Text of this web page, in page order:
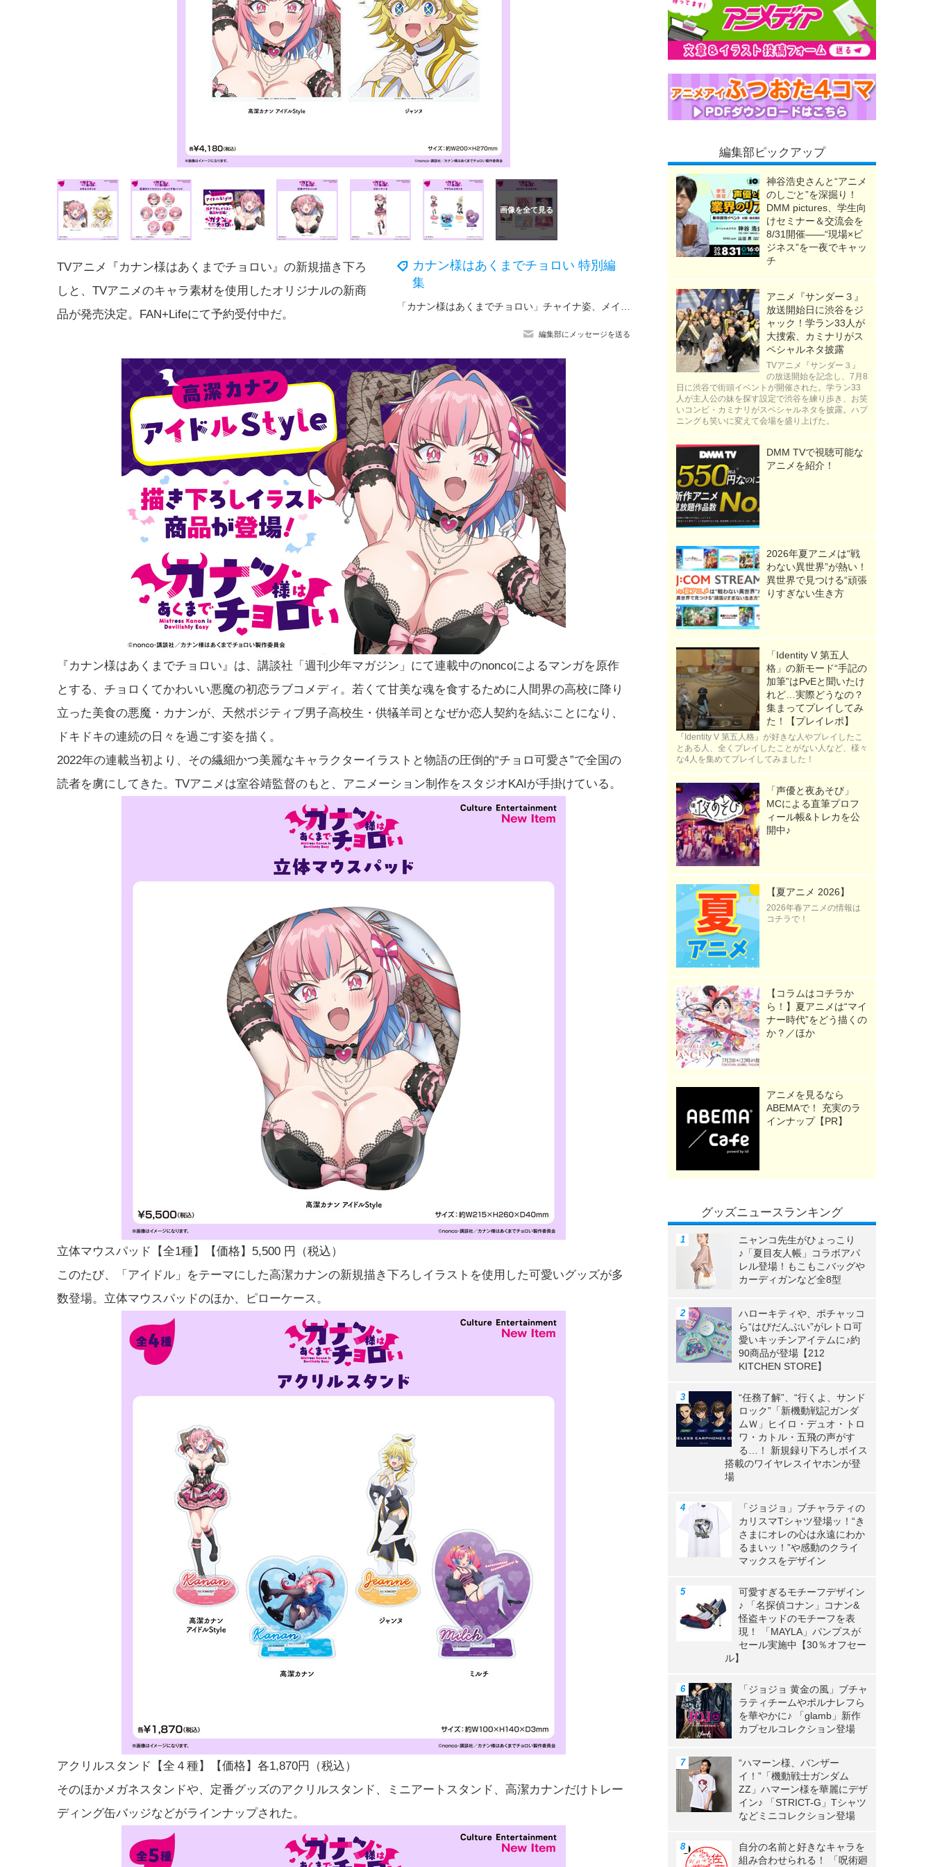
カナン様はあくまでチョロい 特別編
集
編集部にメッセージを送る
TVアニメ『カナン様はあくまでチョロい』の新規描き下ろ
しと、TVアニメのキャラ素材を使用したオリジナルの新商
品が発売決定。FAN+Lifeにて予約受付中だ。
『カナン様はあくまでチョロい』は、講談社「週刊少年マガジン」にて連載中のnoncoによるマンガを原作
とする、チョロくてかわいい悪魔の初恋ラブコメディ。若くて甘美な魂を食するために人間界の高校に降り
立った美食の悪魔・カナンが、天然ポジティブ男子高校生・供犠羊司となぜか恋人契約を結ぶことになり、
ドキドキの連続の日々を過ごす姿を描く。
2022年の連載当初より、その繊細かつ美麗なキャラクターイラストと物語の圧倒的“チョロ可愛さ”で全国の
読者を虜にしてきた。TVアニメは室谷靖監督のもと、アニメーション制作をスタジオKAIが手掛けている。
立体マウスパッド【全1種】【価格】5,500 円（税込）
このたび、「アイドル」をテーマにした高潔カナンの新規描き下ろしイラストを使用した可愛いグッズが多
数登場。立体マウスパッドのほか、ピローケース。
アクリルスタンド【全４種】【価格】各1,870円（税込）
そのほかメガネスタンドや、定番グッズのアクリルスタンド、ミニアートスタンド、高潔カナンだけトレー
ディング缶バッジなどがラインナップされた。
編集部ピックアップ
神谷浩史さんと“アニメ
のしごと”を深掘り！
DMM pictures、学生向
けセミナー＆交流会を
8/31開催――“現場×ビ
ジネス”を一夜でキャッ
チ
アニメ『サンダー３』
放送開始日に渋谷をジ
ャック！学ラン33人が
大捜索、カミナリがス
ペシャルネタ披露
TVアニメ『サンダー３』
の放送開始を記念し、7月8
日に渋谷で街頭イベントが開催された。学ラン33
人が主人公の妹を探す設定で渋谷を練り歩き、お笑
いコンビ・カミナリがスペシャルネタを披露。ハプ
ニングも笑いに変えて会場を盛り上げた。
DMM TVで視聴可能な
アニメを紹介！
2026年夏アニメは“戦
わない異世界”が熱い！
異世界で見つける“頑張
りすぎない生き方
「Identity V 第五人
格」の新モード“手記の
加筆”はPvEと聞いたけ
れど…実際どうなの？
集まってプレイしてみ
た！【プレイレポ】
『Identity V 第五人格』が好きな人やプレイしたこ
とある人、全くプレイしたことがない人など、様々
な4人を集めてプレイしてみました！
「声優と夜あそび」
MCによる直筆プロフ
ィール帳&トレカを公
開中♪
【夏アニメ 2026】
2026年春アニメの情報は
コチラで！
【コラムはコチラか
ら！】夏アニメは“マイ
ナー時代”をどう描くの
か？／ほか
アニメを見るなら
ABEMAで！ 充実のラ
インナップ【PR】
グッズニュースランキング
ニャンコ先生がひょっこり
♪「夏目友人帳」コラボアパ
レル登場！もこもこバッグや
カーディガンなど全8型
ハローキティや、ポチャッコ
ら“はぴだんぶい”がレトロ可
愛いキッチンアイテムに♪約
90商品が登場【212
KITCHEN STORE】
“任務了解”、“行くよ、サンド
ロック”「新機動戦記ガンダ
ムＷ」ヒイロ・デュオ・トロ
ワ・カトル・五飛の声がす
る…！ 新規録り下ろしボイス
搭載のワイヤレスイヤホンが登
場
「ジョジョ」ブチャラティの
カリスマTシャツ登場ッ！“き
さまにオレの心は永遠にわか
るまいッ！”や感動のクライ
マックスをデザイン
可愛すぎるモチーフデザイン
♪ 「名探偵コナン」コナン&
怪盗キッドのモチーフを表
現！ 「MAYLA」パンプスが
セール実施中【30％オフセー
ル】
「ジョジョ 黄金の風」ブチャ
ラティチームやポルナレフら
を華やかに♪ 「glamb」新作
カプセルコレクション登場
“ハマーン様、バンザー
イ！”「機動戦士ガンダム
ZZ」ハマーン様を華麗にデザ
イン♪ 「STRICT-G」Tシャツ
などミニコレクション登場
自分の名前と好きなキャラを
組み合わせられる！ 「呪術廻